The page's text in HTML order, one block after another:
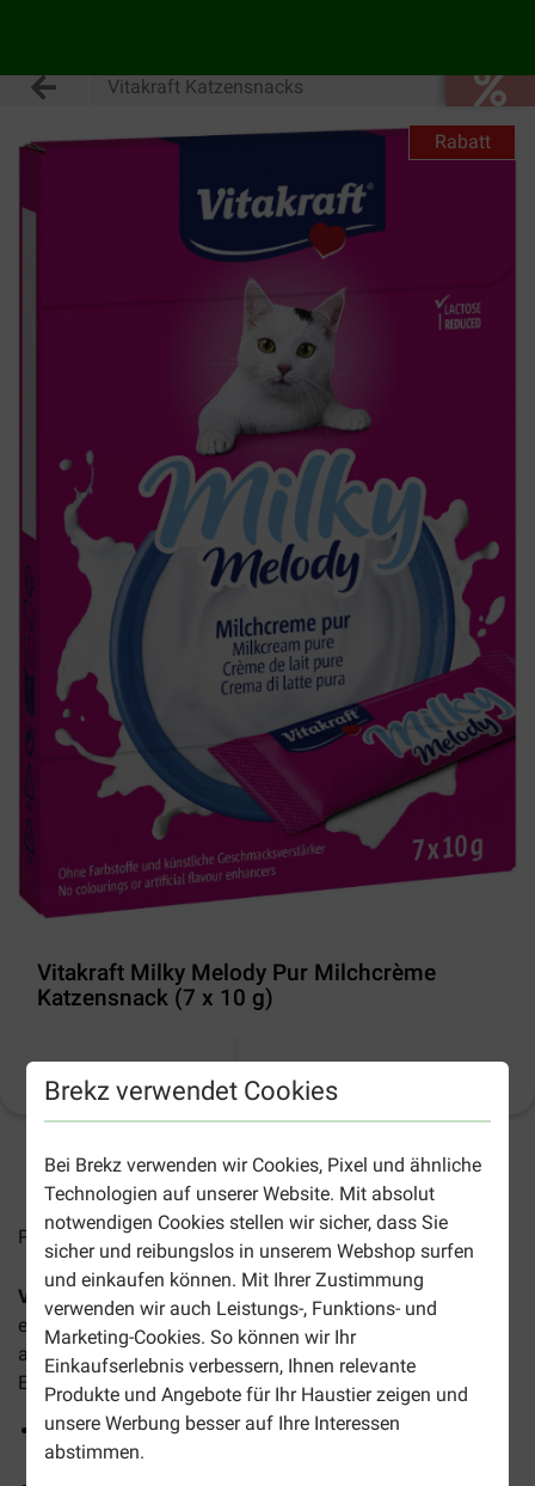
Brekz verwendet Cookies
Bei Brekz verwenden wir Cookies, Pixel und ähnliche
Technologien auf unserer Website. Mit absolut
notwendigen Cookies stellen wir sicher, dass Sie
sicher und reibungslos in unserem Webshop surfen
und einkaufen können. Mit Ihrer Zustimmung
verwenden wir auch Leistungs-, Funktions- und
Marketing-Cookies. So können wir Ihr
Einkaufserlebnis verbessern, Ihnen relevante
Produkte und Angebote für Ihr Haustier zeigen und
unsere Werbung besser auf Ihre Interessen
abstimmen.
Vitakraft Katzensnacks
Rabatt
Vitakraft Milky Melody Pur Milchcrème
Katzensnack (7 x 10 g)
2-5 Arbeitstage, sofern nicht anders angegeben
Preise inkl. MwSt zzgl.Versandkosten
Vitakraft Milky Melody Pur Milchcreme Katzensnack
ein köstliches Leckerchen für kleine Naschkatzen. Perfekt
als kleine Belohnung oder als Snack für zwischendurch.
Einzeln verpackt, bleibt also lange frisch.
Enthält Taurin zur Unterstützung der Sehkraft und der
Herzfunktion